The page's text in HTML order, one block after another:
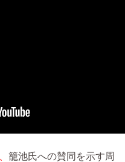
籠池氏への賛同を示す周